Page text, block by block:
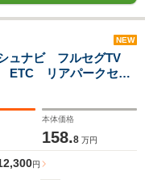
NEW
ュナビ フルセグTV
ETC リアパークセン
本体価格
158.8 万円
円